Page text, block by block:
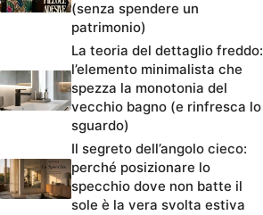
(senza spendere un
patrimonio)
La teoria del dettaglio freddo:
l’elemento minimalista che
spezza la monotonia del
vecchio bagno (e rinfresca lo
sguardo)
Il segreto dell’angolo cieco:
perché posizionare lo
specchio dove non batte il
sole è la vera svolta estiva